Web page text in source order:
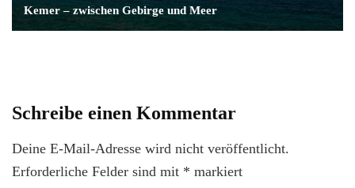
Kemer – zwischen Gebirge und Meer
Schreibe einen Kommentar
Deine E-Mail-Adresse wird nicht veröffentlicht.
Erforderliche Felder sind mit * markiert